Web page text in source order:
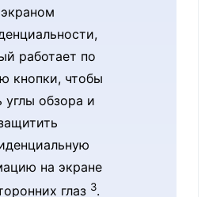
PixelSense™
Flow
Разрешение:
2304 x 1536
(201 PPI)
Соотношение
экраном
работает по
кнопки, чтобы
углы обзора и
на экране
глаз 3.